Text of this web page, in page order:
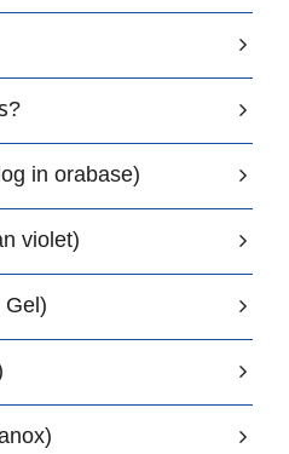
?
in orabase)
violet)